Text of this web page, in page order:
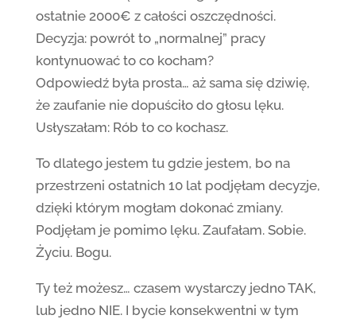
ostatnie 2000€ z całości oszczędności.
Decyzja: powrót to „normalnej” pracy
kontynuować to co kocham?
Odpowiedź była prosta… aż sama się dziwię,
że zaufanie nie dopuściło do głosu lęku.
Usłyszałam: Rób to co kochasz.
To dlatego jestem tu gdzie jestem, bo na
przestrzeni ostatnich 10 lat podjęłam decyzje,
dzięki którym mogłam dokonać zmiany.
Podjęłam je pomimo lęku. Zaufałam. Sobie.
Życiu. Bogu.
Ty też możesz… czasem wystarczy jedno TAK,
lub jedno NIE. I bycie konsekwentni w tym